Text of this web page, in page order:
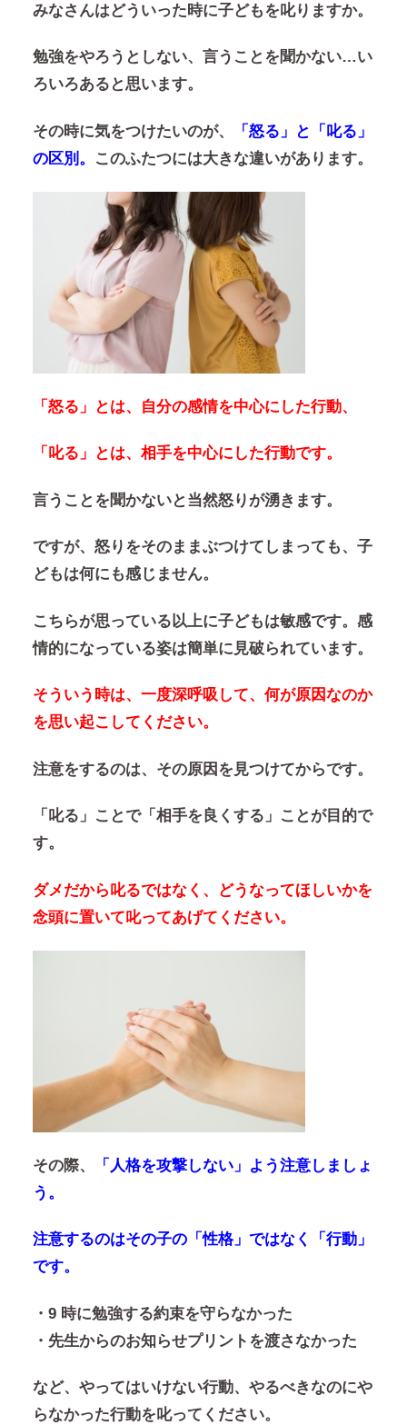
みなさんはどういった時に子どもを叱りますか。
勉強をやろうとしない、言うことを聞かない…い
ろいろあると思います。
その時に気をつけたいのが、
「怒る」と「叱る」
の区別。
このふたつには大きな違いがあります。
「怒る」とは、自分の感情を中心にした行動、
「叱る」とは、相手を中心にした行動です。
言うことを聞かないと当然怒りが湧きます。
ですが、怒りをそのままぶつけてしまっても、子
どもは何にも感じません。
こちらが思っている以上に子どもは敏感です。感
情的になっている姿は簡単に見破られています。
そういう時は、一度深呼吸して、何が原因なのか
を思い起こしてください。
注意をするのは、その原因を見つけてからです。
「叱る」ことで「相手を良くする」ことが目的で
す。
ダメだから叱るではなく、どうなってほしいかを
念頭に置いて叱ってあげてください。
その際、
「人格を攻撃しない」よう注意しましょ
う。
注意するのはその子の「性格」ではなく「行動」
です。
・9 時に勉強する約束を守らなかった
・先生からのお知らせプリントを渡さなかった
など、やってはいけない行動、やるべきなのにや
らなかった行動を叱ってください。